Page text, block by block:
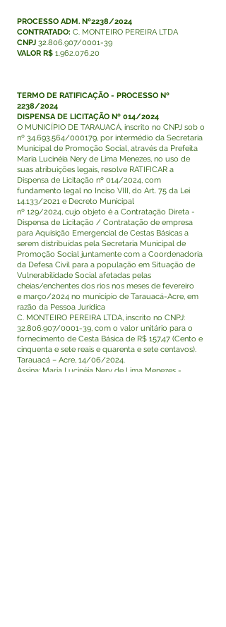
PROCESSO ADM. Nº2238/2024
CONTRATADO: C. MONTEIRO PEREIRA LTDA
CNPJ 32.806.907/0001-39
VALOR R$ 1.962.076,20
TERMO DE RATIFICAÇÃO - PROCESSO Nº
2238/2024
DISPENSA DE LICITAÇÃO Nº 014/2024
O MUNICÍPIO DE TARAUACÁ, inscrito no CNPJ sob o
nº 34.693.564/000179, por intermédio da Secretaria
Municipal de Promoção Social, através da Prefeita
Maria Lucinéia Nery de Lima Menezes, no uso de
suas atribuições legais, resolve RATIFICAR a
Dispensa de Licitação nº 014/2024, com
fundamento legal no Inciso VIII, do Art. 75 da Lei
14.133/2021 e Decreto Municipal
nº 129/2024, cujo objeto é a Contratação Direta -
Dispensa de Licitação / Contratação de empresa
para Aquisição Emergencial de Cestas Básicas a
serem distribuídas pela Secretaria Municipal de
Promoção Social juntamente com a Coordenadoria
da Defesa Civil para a população em Situação de
Vulnerabilidade Social afetadas pelas
cheias/enchentes dos rios nos meses de fevereiro
e março/2024 no município de Tarauacá-Acre, em
razão da Pessoa Jurídica
C. MONTEIRO PEREIRA LTDA, inscrito no CNPJ:
32.806.907/0001-39, com o valor unitário para o
fornecimento de Cesta Básica de R$ 157,47 (Cento e
cinquenta e sete reais e quarenta e sete centavos).
Tarauacá – Acre, 14/06/2024.
Assina: Maria Lucinéia Nery de Lima Menezes -